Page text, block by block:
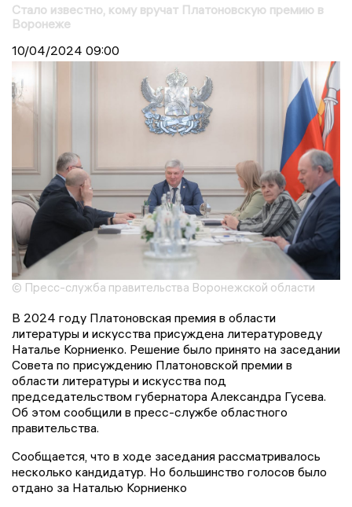
Стало известно, кому вручат Платоновскую премию в
Воронеже
10/04/2024 09:00
© Пресс-служба правительства Воронежской области
В 2024 году Платоновская премия в области
литературы и искусства присуждена литературоведу
Наталье Корниенко. Решение было принято на заседании
Совета по присуждению Платоновской премии в
области литературы и искусства под
председательством губернатора Александра Гусева.
Об этом сообщили в пресс-службе областного
правительства.
Сообщается, что в ходе заседания рассматривалось
несколько кандидатур. Но большинство голосов было
отдано за Наталью Корниенко